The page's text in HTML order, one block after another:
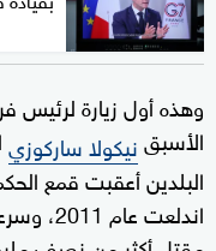
وهذه أول زيارة لرئيس
الأسبقنيكولا ساركوزي
البلدين أعقبت قمع
اندلعت